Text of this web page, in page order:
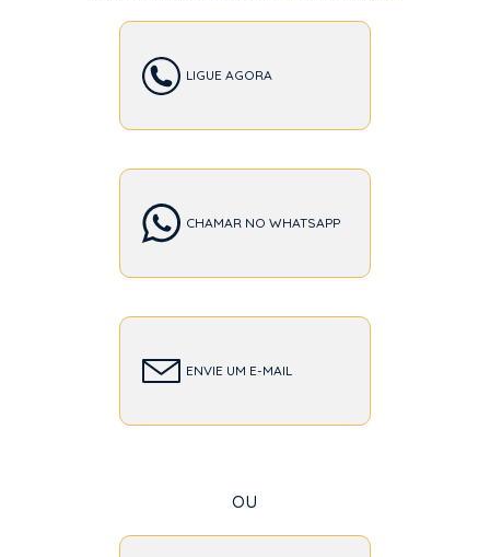
LIGUE AGORA
CHAMAR NO WHATSAPP
ENVIE UM E-MAIL
ou